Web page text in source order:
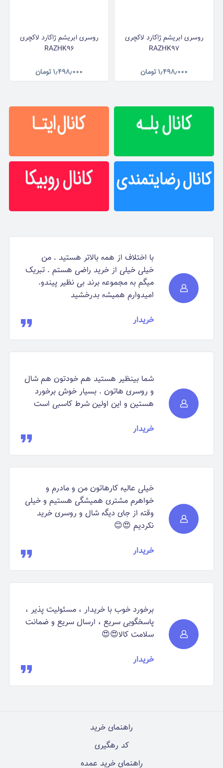
روسری ابریشم ژاکارد لاکچری
RAZHK97
۱٫۴۹۸٫۰۰۰ تومان
روسری ابریشم ژاکارد لاکچری
RAZHK96
۱٫۴۹۸٫۰۰۰ تومان
با اختلاف از همه بالاتر هستید . من
خیلی خیلی از خرید راضی هستم . تبریک
میگم به مجموعه برند بی نظیر پیندو.
امیدوارم همیشه بدرخشید
خریدار
شما بینظیر هستید هم خودتون هم شال
و روسری هاتون . بسیار خوش برخورد
هستین و این اولین شرط کاسبی است
خریدار
خیلی عالیه کارهاتون من و مادرم و
خواهرم مشتری همیشگی هستیم و خیلی
وقته از جای دیگه شال و روسری خرید
نکردیم 😍😊
خریدار
برخورد خوب با خریدار ، مسئولیت پذیر ،
پاسخگویی سریع ، ارسال سریع و ضمانت
سلامت کالا😍😍
خریدار
راهنمای خرید
کد رهگیری
راهنمای خرید عمده